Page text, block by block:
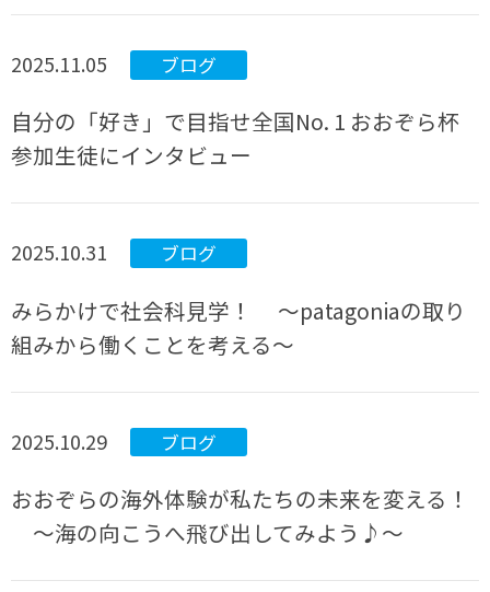
2025.11.05 ブログ
自分の「好き」で目指せ全国No. 1 おおぞら杯
参加生徒にインタビュー
2025.10.31 ブログ
みらかけで社会科見学！ 〜patagoniaの取り
組みから働くことを考える〜
2025.10.29 ブログ
おおぞらの海外体験が私たちの未来を変える！
～海の向こうへ飛び出してみよう♪～